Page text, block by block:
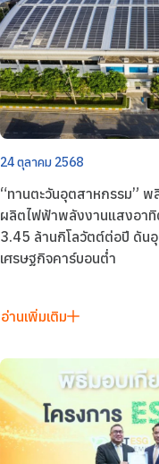
24 ตุลาคม 2568
“ทานตะวันอุตสาหกรรม”
ผลิตไฟฟ้าพลังงานแสงอา
3.45 ล้านกิโลวัตต์ต่อปี ดัน
เศรษฐกิจคาร์บอนต่ำ
อ่านเพิ่มเติม